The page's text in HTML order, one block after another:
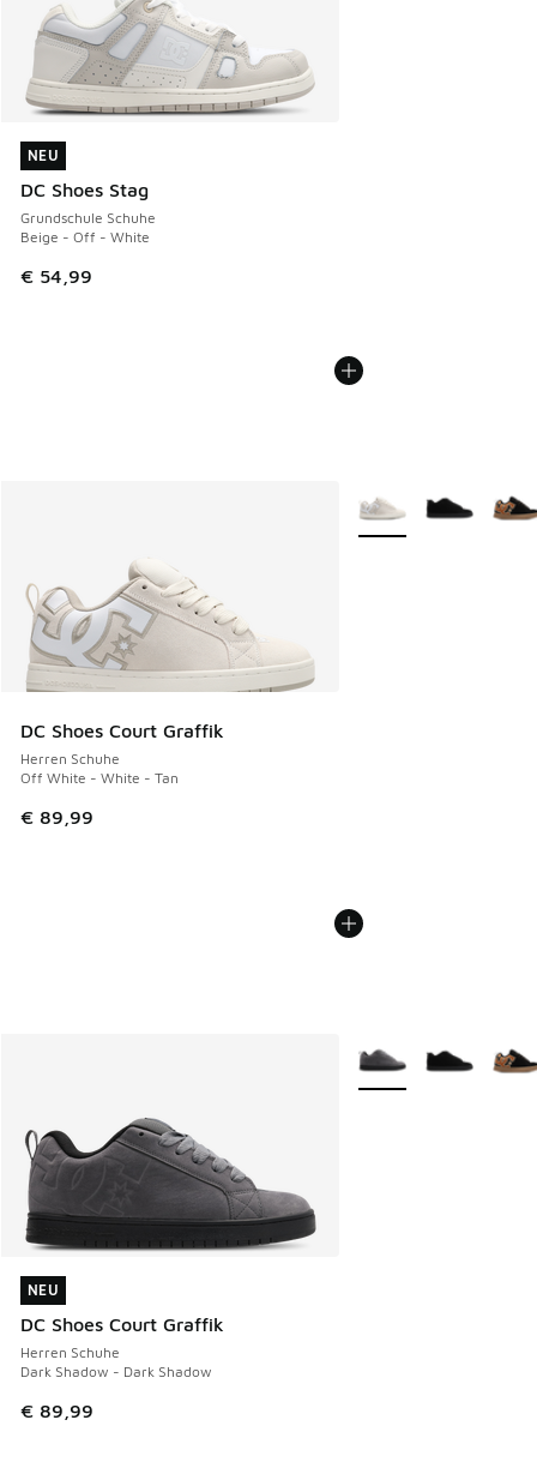
NEU
DC Shoes Stag
Grundschule Schuhe
Beige - Off - White
€ 54,99
NEU
DC Shoes Court Graffik
Herren Schuhe
Off White - White - Tan
€ 89,99
Weitere Farben
NEU
DC Shoes Court Graffik
Herren Schuhe
Dark Shadow - Dark Shadow
€ 89,99
NEU
Weitere Farben